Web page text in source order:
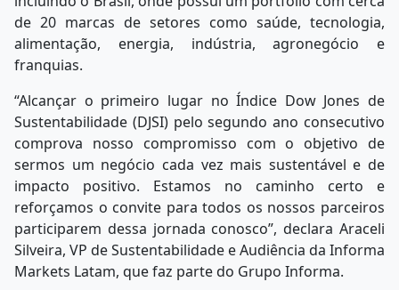
de 20 marcas de setores como saúde, tecnologia,
alimentação, energia, indústria, agronegócio e
franquias.
“Alcançar o primeiro lugar no Índice Dow Jones de
Sustentabilidade (DJSI) pelo segundo ano consecutivo
comprova nosso compromisso com o objetivo de
sermos um negócio cada vez mais sustentável e de
impacto positivo. Estamos no caminho certo e
reforçamos o convite para todos os nossos parceiros
participarem dessa jornada conosco”, declara Araceli
Silveira, VP de Sustentabilidade e Audiência da Informa
Markets Latam, que faz parte do Grupo Informa.